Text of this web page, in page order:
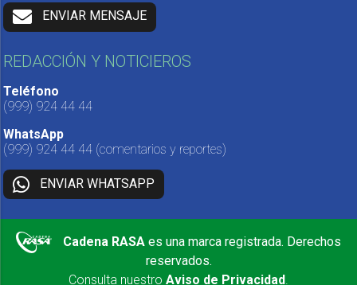
ENVIAR MENSAJE
REDACCIÓN Y NOTICIEROS
Teléfono
(999) 924 44 44
WhatsApp
(999) 924 44 44 (comentarios y reportes)
ENVIAR WHATSAPP
Cadena RASA es una marca registrada. Derechos
reservados.
Consulta nuestro Aviso de Privacidad.